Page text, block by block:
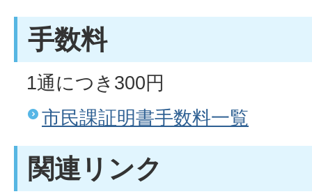
手数料
1通につき300円
市民課証明書手数料一覧
関連リンク